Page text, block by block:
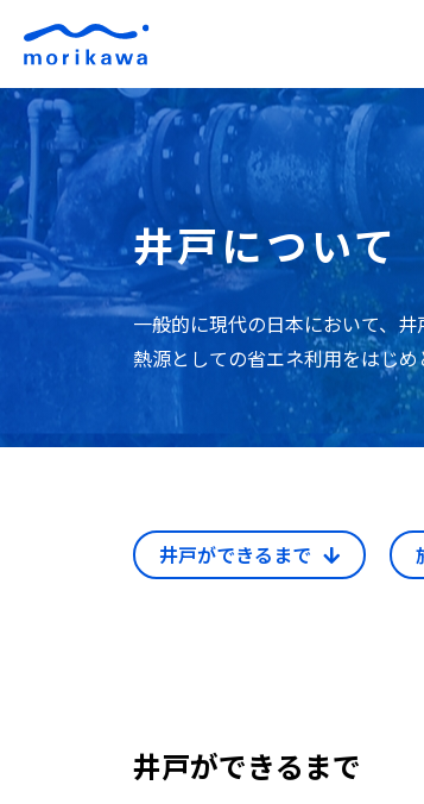
井戸について
一般的に現代の日本において、
熱源としての省エネ利用をはじ
井戸ができるまで
井戸ができるまで